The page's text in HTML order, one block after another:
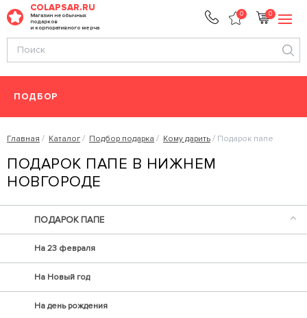
COLAPSAR.RU
Магазин необычных
подарков
и корпоративного мерча
0 0
ПОДБОР
Главная Каталог Подбор подарка Кому дарить Подарок папе
ПОДАРОК ПАПЕ В НИЖНЕМ
НОВГОРОДЕ
ПОДАРОК ПАПЕ
На 23 февраля
На Новый год
На день рождения